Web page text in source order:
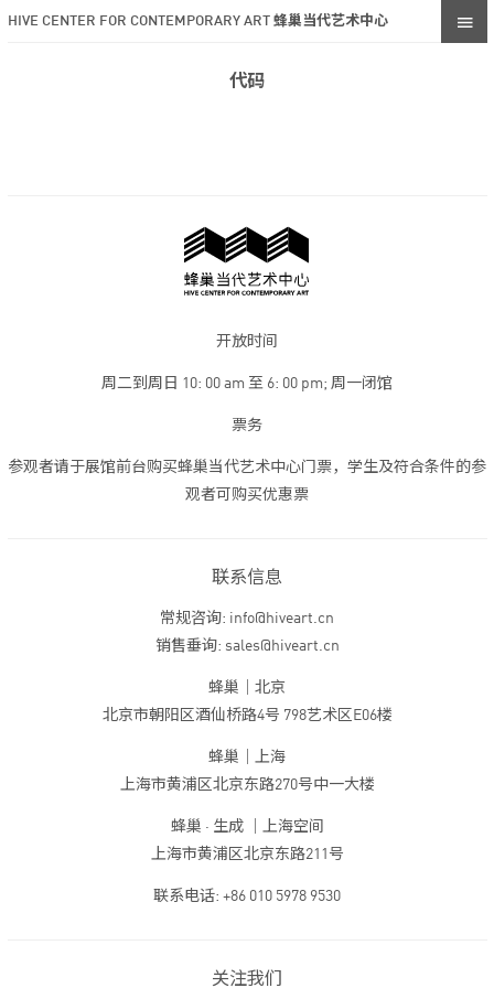
HIVE CENTER FOR CONTEMPORARY ART 蜂巢当代艺术中心
代码
开放时间
周二到周日 10: 00 am 至 6: 00 pm; 周一闭馆
票务
参观者请于展馆前台购买蜂巢当代艺术中心门票，学生及符合条件的参
观者可购买优惠票
联系信息
常规咨询: info@hiveart.cn
销售垂询: sales@hiveart.cn
蜂巢｜北京
北京市朝阳区酒仙桥路4号 798艺术区E06楼
蜂巢｜上海
上海市黄浦区北京东路270号中一大楼
蜂巢 · 生成 ｜上海空间
上海市黄浦区北京东路211号
联系电话: +86 010 5978 9530
关注我们